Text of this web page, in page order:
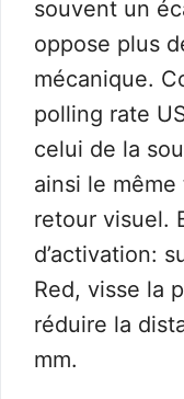
souvent un
oppose plus
mécanique.
polling rate
celui de la
ainsi le
retour visuel.
d’activation:
Red, visse la
réduire la
mm.